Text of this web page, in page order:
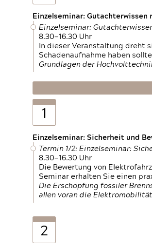
Einzelseminar:
Einzelseminar:
8.30—16.30 Uhr
In dieser Veranstaltung dreht
Schadenaufnahme haben
Grundlagen der
1
Einzelseminar: Sicherheit und
Termin 1/2: Einzelseminar:
8.30—16.30 Uhr
Die Bewertung von
Seminar erhalten Sie einen
Die Erschöpfung fossiler
allen voran die
2